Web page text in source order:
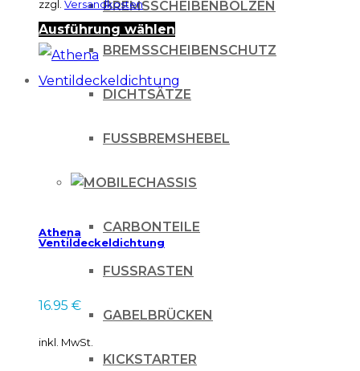
BREMSSCHEIBENBOLZEN
BREMSSCHEIBENSCHUTZ
DICHTSÄTZE
FUSSBREMSHEBEL
CHASSIS
CARBONTEILE
FUSSRASTEN
GABELBRÜCKEN
KICKSTARTER
zzgl. Versandkosten
Ausführung wählen
Produkt
weist
mehrere
Varianten
Die
können
Produktseite
werden
Athena
Ventildeckeldichtung
16.95 €
inkl. MwSt.